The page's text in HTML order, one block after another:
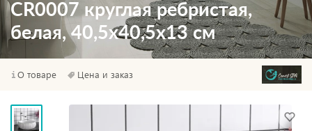
CR0007 круглая ребристая,
белая, 40,5х40,5х13 см
О товаре Цена и заказ